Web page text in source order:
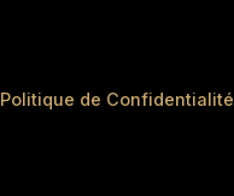
Politique de Confidentialité